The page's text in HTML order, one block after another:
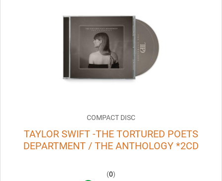
COMPACT DISC
TAYLOR SWIFT -THE TORTURED POETS
DEPARTMENT / THE ANTHOLOGY *2CD
(0)